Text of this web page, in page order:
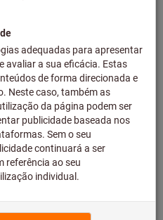
de compras
4-6 dias úteis
de entrega e recomendação:
artigo diretamente ao
não faz parte da nossa gama
temos em stock.
Partilhar artigo